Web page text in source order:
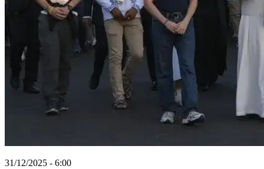
31/12/2025 - 6:00